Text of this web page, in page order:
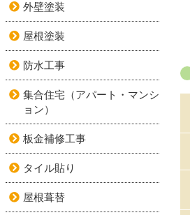
外壁塗装
屋根塗装
防水工事
集合住宅（アパート・マンシ
ョン）
板金補修工事
タイル貼り
屋根葺替